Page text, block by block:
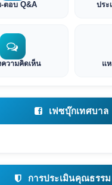
ตอบ Q&A ประ
ความคิดเห็น แ
เฟซบุ๊กเทศบาล
การประเมินคุณธรรม